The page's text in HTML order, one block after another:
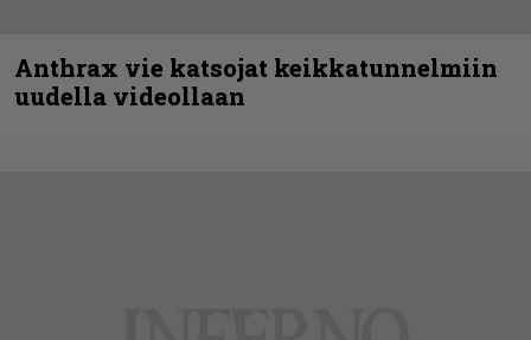
Anthrax vie katsojat keikkatunnelmiin
uudella videollaan